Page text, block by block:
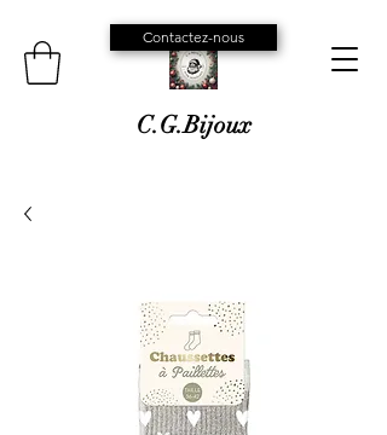
C.G.Bijoux
Contactez-nous